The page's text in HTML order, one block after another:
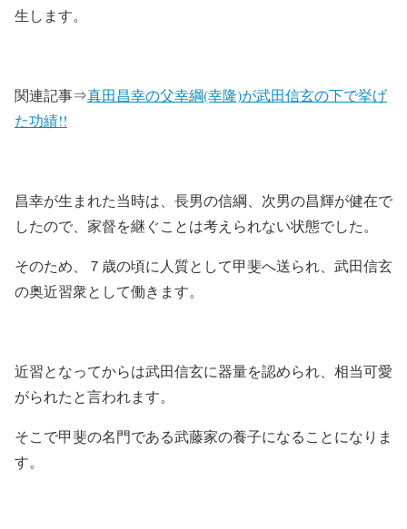
生します。
関連記事⇒真田昌幸の父幸綱(幸隆)が武田信玄の下で挙げ
た功績!!
昌幸が生まれた当時は、長男の信綱、次男の昌輝が健在で
したので、家督を継ぐことは考えられない状態でした。
そのため、７歳の頃に人質として甲斐へ送られ、武田信玄
の奥近習衆として働きます。
近習となってからは武田信玄に器量を認められ、相当可愛
がられたと言われます。
そこで甲斐の名門である武藤家の養子になることになりま
す。